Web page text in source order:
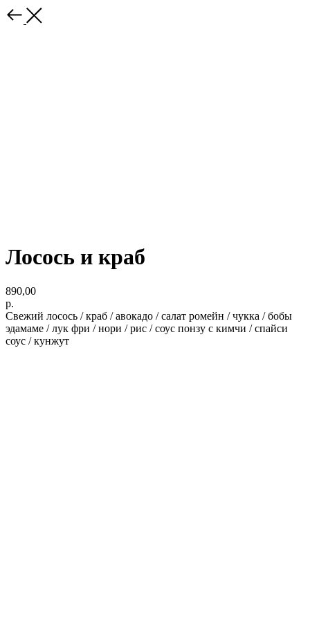
Лосось и краб
890,00
р.
Свежий лосось / краб / авокадо / салат ромейн / чукка / бобы
эдамаме / лук фри / нори / рис / соус понзу с кимчи / спайси
соус / кунжут